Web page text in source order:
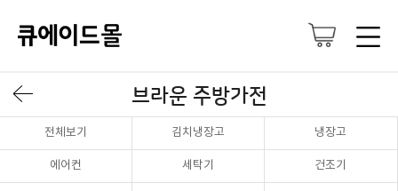
브라운 주방가전
전체보기 김치냉장고 냉장고
에어컨 세탁기 건조기